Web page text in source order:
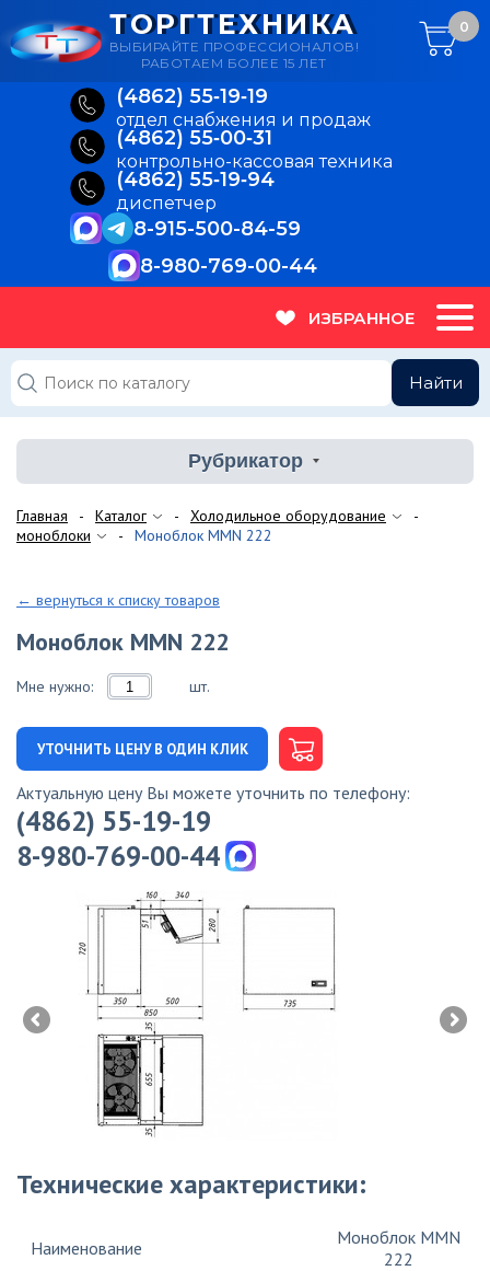
(4862) 55‑19‑19
отдел снабжения и продаж
(4862) 55‑00‑31
контрольно-кассовая техника
(4862) 55‑19‑94
диспетчер
8-915-500-84-59
8-980-769-00-44
ТОРГТЕХНИКА
ВЫБИРАЙТЕ ПРОФЕССИОНАЛОВ!
РАБОТАЕМ БОЛЕЕ 15 ЛЕТ
0
ИЗБРАННОЕ
Найти
Рубрикатор
Главная Каталог
Холодильное оборудование
моноблоки
Моноблок MMN 222
← вернуться к списку товаров
Моноблок MMN 222
Мне нужно: шт.
УТОЧНИТЬ ЦЕНУ В ОДИН КЛИК
Актуальную цену Вы можете уточнить по телефону:
(4862) 55-19-19
8-980-769-00-44
Технические характеристики:
Наименование
Моноблок MMN
222